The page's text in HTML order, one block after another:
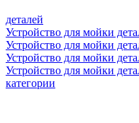
деталей
Устройство для мойки
Устройство для мойки
Устройство для мойки
Устройство для мойки
категории